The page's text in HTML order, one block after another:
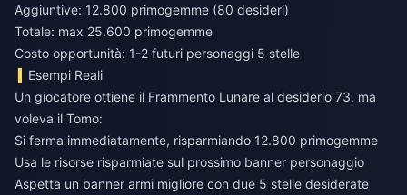
Aggiuntive: 12.800 primogemme (80 desideri)
Totale: max 25.600 primogemme
Costo opportunità: 1-2 futuri personaggi 5 stelle
Esempi Reali
Un giocatore ottiene il Frammento Lunare al desiderio 73, ma
voleva il Tomo:
Si ferma immediatamente, risparmiando 12.800 primogemme
Usa le risorse risparmiate sul prossimo banner personaggio
Aspetta un banner armi migliore con due 5 stelle desiderate